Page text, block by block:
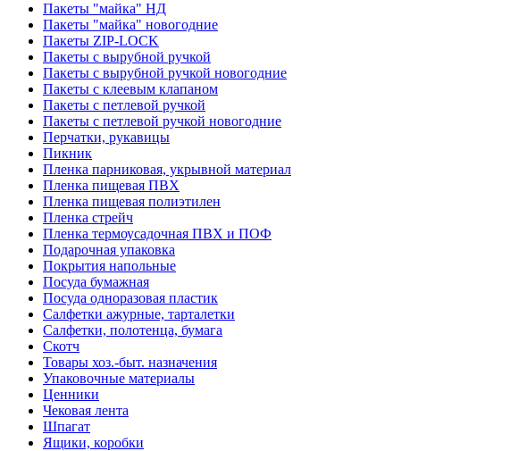
Пакеты "майка" НД
Пакеты "майка" новогодние
Пакеты ZIP-LOCK
Пакеты с вырубной ручкой
Пакеты с вырубной ручкой новогодние
Пакеты с клеевым клапаном
Пакеты с петлевой ручкой
Пакеты с петлевой ручкой новогодние
Перчатки, рукавицы
Пикник
Пленка парниковая, укрывной материал
Пленка пищевая ПВХ
Пленка пищевая полиэтилен
Пленка стрейч
Пленка термоусадочная ПВХ и ПОФ
Подарочная упаковка
Покрытия напольные
Посуда бумажная
Посуда одноразовая пластик
Салфетки ажурные, тарталетки
Салфетки, полотенца, бумага
Скотч
Товары хоз.-быт. назначения
Упаковочные материалы
Ценники
Чековая лента
Шпагат
Ящики, коробки